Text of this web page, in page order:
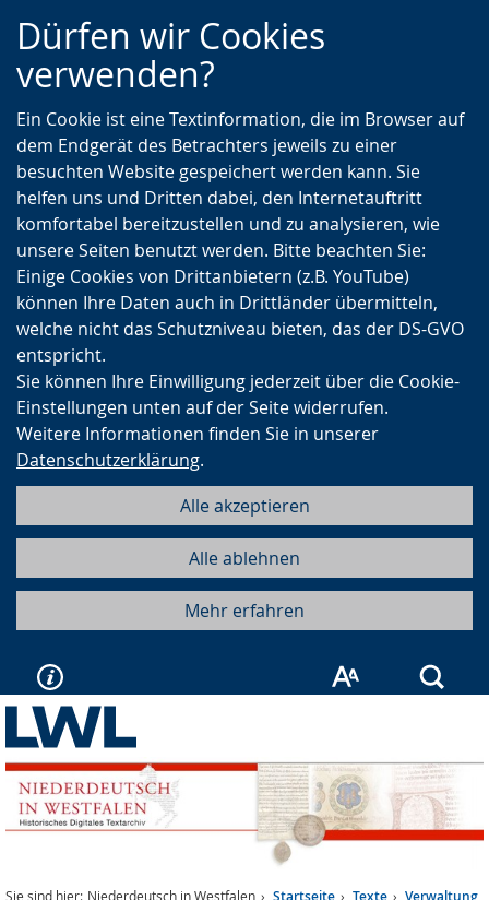
Zur
Hauptnavigation
Zur
Seitennavigation
Zum
Inhalt
Dürfen wir Cookies
verwenden?
Ein Cookie ist eine Textinformation, die im Browser auf
dem Endgerät des Betrachters jeweils zu einer
besuchten Website gespeichert werden kann. Sie
helfen uns und Dritten dabei, den Internetauftritt
komfortabel bereitzustellen und zu analysieren, wie
unsere Seiten benutzt werden. Bitte beachten Sie:
Einige Cookies von Drittanbietern (z.B. YouTube)
können Ihre Daten auch in Drittländer übermitteln,
welche nicht das Schutzniveau bieten, das der DS-GVO
entspricht.
Sie können Ihre Einwilligung jederzeit über die Cookie-
Einstellungen unten auf der Seite widerrufen.
Weitere Informationen finden Sie in unserer
Datenschutzerklärung.
Alle akzeptieren
Alle ablehnen
Mehr erfahren
Sie sind hier: Niederdeutsch in Westfalen